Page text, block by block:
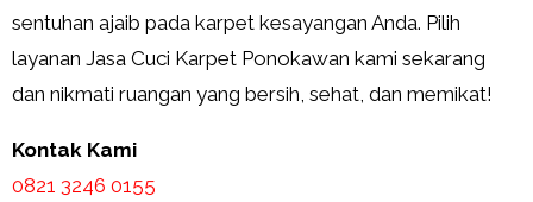
sentuhan ajaib pada karpet kesayangan Anda. Pilih
layanan Jasa Cuci Karpet Ponokawan kami sekarang
dan nikmati ruangan yang bersih, sehat, dan memikat!
Kontak Kami
0821 3246 0155​